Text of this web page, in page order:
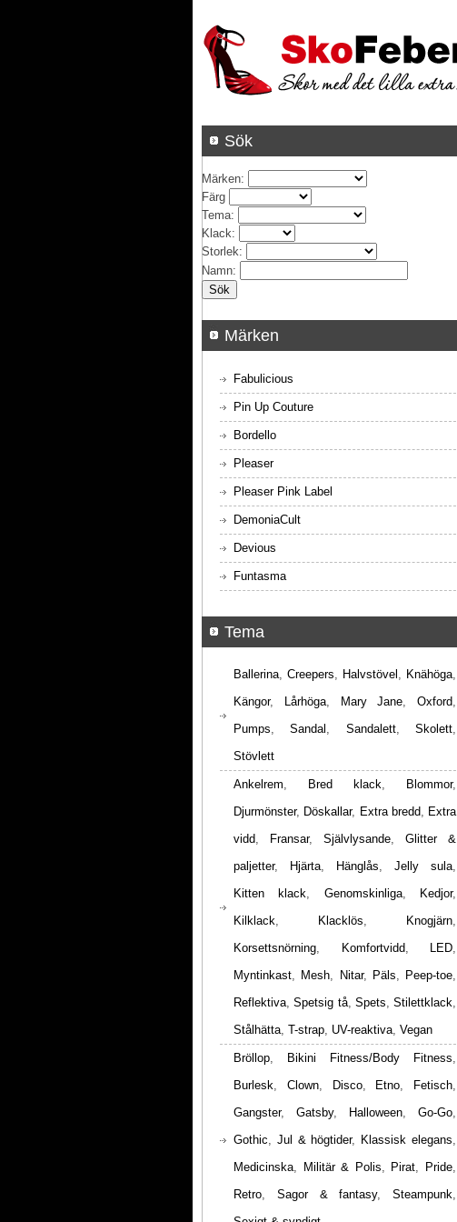
Sök
Märken:
Färg
Tema:
Klack:
Storlek:
Namn:
Märken
Fabulicious
Pin Up Couture
Bordello
Pleaser
Pleaser Pink Label
DemoniaCult
Devious
Funtasma
Tema
Ballerina, Creepers, Halvstövel , Knähöga,
Kängor, Lårhöga, Mary Jane, Oxford,
Pumps,Sandal , Sandalett,Skolett,
Stövlett
Ankelrem, Bred klack, Blommor,
Djurmönster, Döskallar, Extra bredd, Extra
vidd, Fransar, Självlysande, Glitter &
paljetter, Hjärta, Hänglås, Jelly sula,
Kitten klack, Genomskinliga, Kedjor,
Kilklack, Klacklös, Knogjärn,
Korsettsnörning, Komfortvidd, LED,
Myntinkast, Mesh, Nitar, Päls, Peep-toe,
Reflektiva,Spetsig tå, Spets, Stilettklack,
Stålhätta, T-strap, UV-reaktiva, Vegan
Bröllop, Bikini Fitness/Body Fitness,
Burlesk, Clown, Disco, Etno, Fetisch,
Gangster, Gatsby, Halloween, Go-Go,
Gothic, Jul & högtider, Klassisk elegans,
Medicinska, Militär & Polis, Pirat, Pride,
Retro, Sagor & fantasy, Steampunk,